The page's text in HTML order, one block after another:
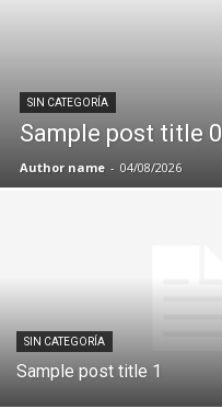
SIN CATEGORÍA
Sample post title 0
Author name - 04/08/2026
SIN CATEGORÍA
Sample post title 1